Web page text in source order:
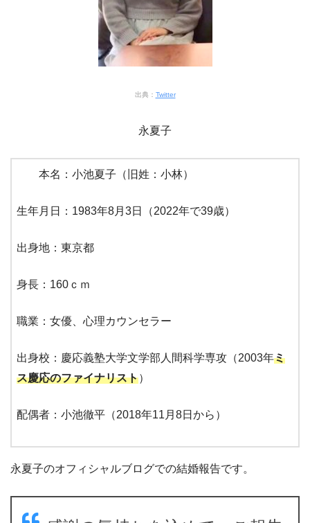
出典： Twitter
永夏子
本名：小池夏子（旧姓：小林）
生年月日：1983年8月3日（2022年で39歳）
出身地：東京都
身長：160ｃｍ
職業：女優、心理カウンセラー
出身校：慶応義塾大学文学部人間科学専攻（2003年ミ
ス慶応のファイナリスト）
配偶者：小池徹平（2018年11月8日から）
永夏子のオフィシャルブログでの結婚報告です。